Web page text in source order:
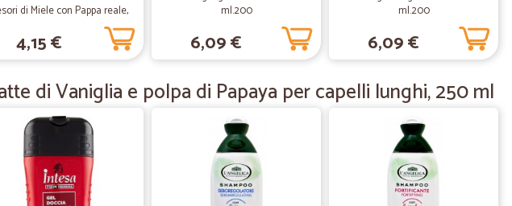
20/02/2020
Michele V.
acquisto
Ottima azienda, servizio precisissimo !! Voto 5+++
07/01/2020
—
acquisto soddisfatto
acquisto perfetto, spedizione rapida ed a sorpresa, gradito omaggio.
di Miele con Pappa reale,
rinforza i capelli fragili 200 ml
4,15 €
ml.200
6,09 €
ml.200
6,09 €
di Vaniglia e polpa di Papaya per capelli lunghi, 250 ml